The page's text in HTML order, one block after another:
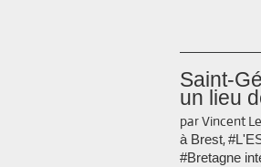
Saint-
un lieu
par Vincent
à Brest,
#Bretagne